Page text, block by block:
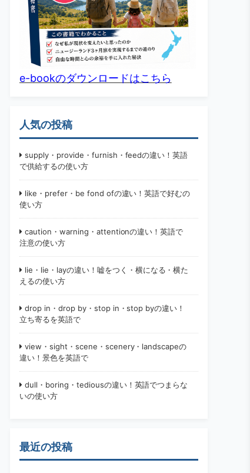
e-bookのダウンロードはこちら
人気の投稿
supply・provide・furnish・feedの違い！英語
で供給するの使い方
like・prefer・be fond ofの違い！英語で好むの
使い方
caution・warning・attentionの違い！英語で
注意の使い方
lie・lie・layの違い！嘘をつく・横になる・横た
えるの使い方
drop in・drop by・stop in・stop byの違い！
立ち寄るを英語で
view・sight・scene・scenery・landscapeの
違い！景色を英語で
dull・boring・tediousの違い！英語でつまらな
いの使い方
最近の投稿